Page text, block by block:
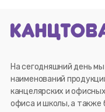
На сегодняшний день
наименований
канцелярских и
офиса и школы, а также